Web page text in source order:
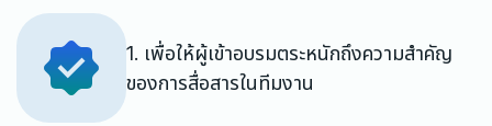
1. เพื่อให้ผู้เข้าอบรมตระหนักถึงความสำคัญ
ของการสื่อสารในทีมงาน